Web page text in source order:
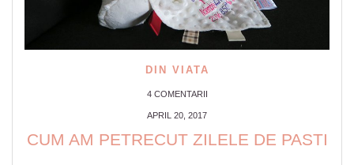
DIN VIATA
4 COMENTARII
APRIL 20, 2017
CUM AM PETRECUT ZILELE DE PASTI